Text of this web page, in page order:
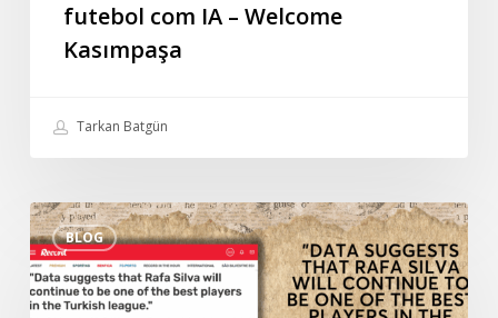
futebol com IA – Welcome
Kasımpaşa
Tarkan Batgün
BLOG
Entrevista
especial
de
Tarkan